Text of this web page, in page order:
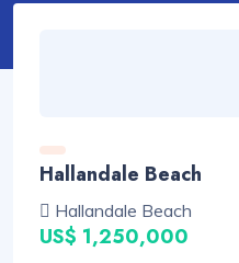
Hallandale Beach
Hallandale Beach
US$ 1,250,000